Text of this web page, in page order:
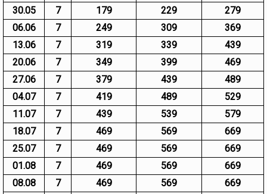
30.05
7 179 229
279
06.06
7 249 309
369
13.06
7 319 339
439
20.06
7 349 399
469
27.06
7 379 439
489
04.07
7 419 489
529
11.07
7 439 539
579
18.07
7 469 569
669
25.07
7 469 569
669
01.08
7 469 569
669
08.08
7 469 569
669